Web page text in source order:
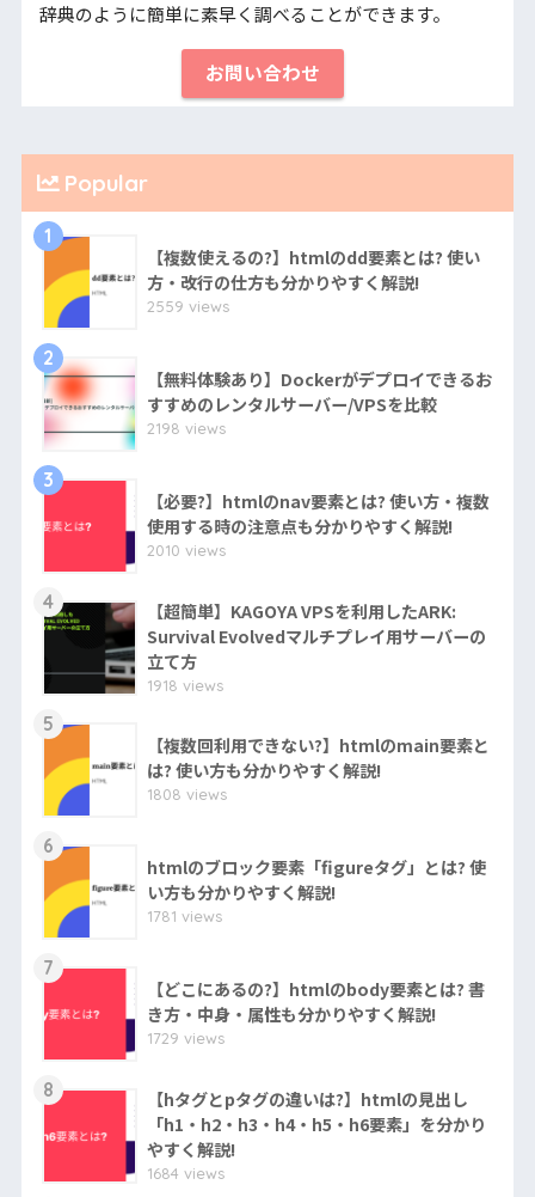
辞典のように簡単に素早く調べることができます。
お問い合わせ
Popular
1
【複数使えるの?】htmlのdd要素とは? 使い
方・改行の仕方も分かりやすく解説!
2559 views
2
【無料体験あり】Dockerがデプロイできるお
すすめのレンタルサーバー/VPSを比較
2198 views
3
【必要?】htmlのnav要素とは? 使い方・複数
使用する時の注意点も分かりやすく解説!
2010 views
4
【超簡単】KAGOYA VPSを利用したARK:
Survival Evolvedマルチプレイ用サーバーの
立て方
1918 views
5
【複数回利用できない?】htmlのmain要素と
は? 使い方も分かりやすく解説!
1808 views
6
htmlのブロック要素「figureタグ」とは? 使
い方も分かりやすく解説!
1781 views
7
【どこにあるの?】htmlのbody要素とは? 書
き方・中身・属性も分かりやすく解説!
1729 views
8
【hタグとpタグの違いは?】htmlの見出し
「h1・h2・h3・h4・h5・h6要素」を分かり
やすく解説!
1684 views